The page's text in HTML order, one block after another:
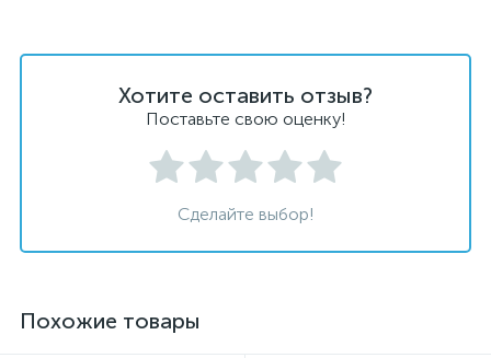
Хотите оставить отзыв?
Поставьте свою оценку!
Сделайте выбор!
Похожие товары